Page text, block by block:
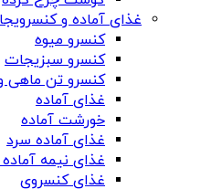
غذای آماده و
کنسرو میوه
کنسرو سبزیجات
کنسرو تن ماهی
غذای آماده
خورشت آماده
غذای آماده سرد
غذای نیمه
غذای کنسروی